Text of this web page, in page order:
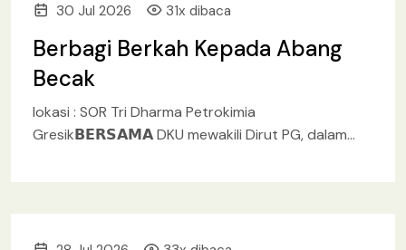
30 Jul 2026 31x dibaca
Berbagi Berkah Kepada Abang
Becak
lokasi : SOR Tri Dharma Petrokimia
Gresik𝗕𝗘𝗥𝗦𝗔𝗠𝗔 DKU mewakili Dirut PG, dalam